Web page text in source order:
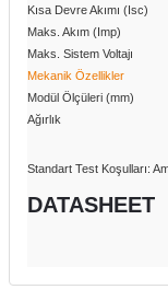
GÜNEŞ PANELLERİ
Kısa Devre Akımı (Isc)
Maks. Akım (Imp)
Maks. Sistem Voltajı
Mekanik Özellikler
Modül Ölçüleri (mm)
Ağırlık
Standart Test Koşulları:
DATASHEET